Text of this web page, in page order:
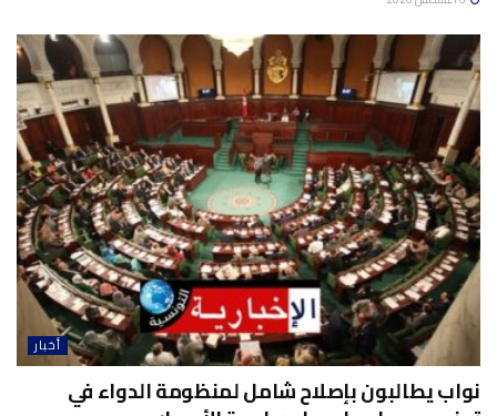
أخبار
نواب يطالبون بإصلاح شامل لمنظومة الدواء في